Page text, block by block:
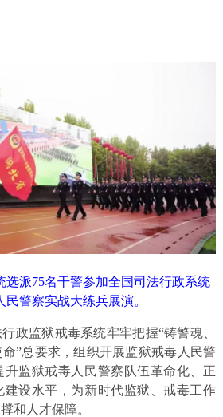
选派75名干警参加全国司法行政系统
民警察实战大练兵展演。
政监狱戒毒系统牢牢把握“铸警魂、
”总要求，组织开展监狱戒毒人民警
监狱戒毒人民警察队伍革命化、正
设水平，为新时代监狱、戒毒工作
和人才保障。